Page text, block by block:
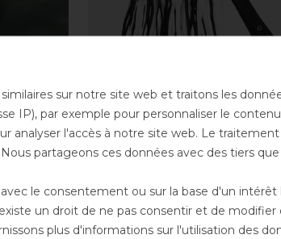
19,90 €
8,05 € *
sur notre site web et traitons les
IP), par exemple pour personnaliser le
analyser l'accès à notre site web. Le
partageons ces données avec des tiers
le consentement ou sur la base d'un intérêt
un droit de ne pas consentir et de modifier
plus d'informations sur l'utilisation des